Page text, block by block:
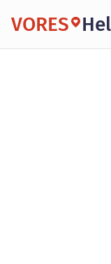
VORES